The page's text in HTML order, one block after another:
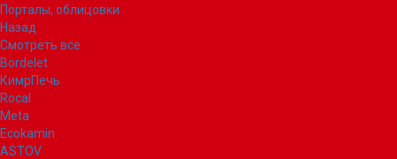
Порталы, облицовки
Назад
Смотреть все
Bordelet
КимрПечь
Rocal
Meta
Ecokamin
ASTOV